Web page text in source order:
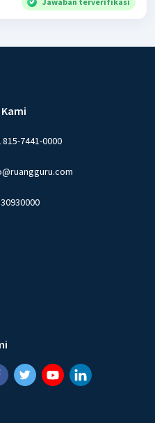
815-7441-0000